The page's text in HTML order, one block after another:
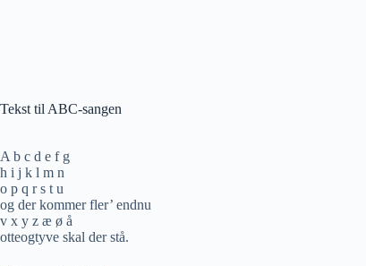
Tekst til ABC-sangen
A b c d e f g
h i j k l m n
o p q r s t u
og der kommer fler’ endnu
v x y z æ ø å
otteogtyve skal der stå.